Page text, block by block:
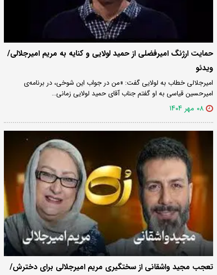
حمایت ارژنگ امیرفضلی از حمید لولایی و کنایه به مریم امیرجلالی/
ویدئو
امیرجلالی خطاب به لولایی گفت: «من در جواب این شوخی، در برنامه‌ی
امیرحسین قیاسی به او گفتم جناب آقای حمید لولایی زمانی…
۰۸ مهر ۱۴۰۴
تعجب مجید واشقانی از سختگیری مریم امیرجلالی برای دخترش/